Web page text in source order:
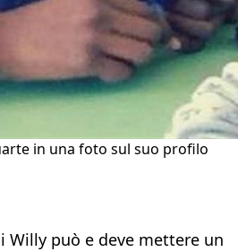
in una foto sul suo profilo
Willy può e deve mettere un